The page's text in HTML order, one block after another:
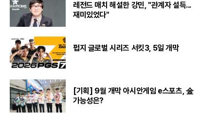
레전드 매치 해설한 강민, "관계자 설득...
재미있었다"
펍지 글로벌 시리즈 서킷3, 5일 개막
[기획] 9월 개막 아시안게임 e스포츠, 金
가능성은?